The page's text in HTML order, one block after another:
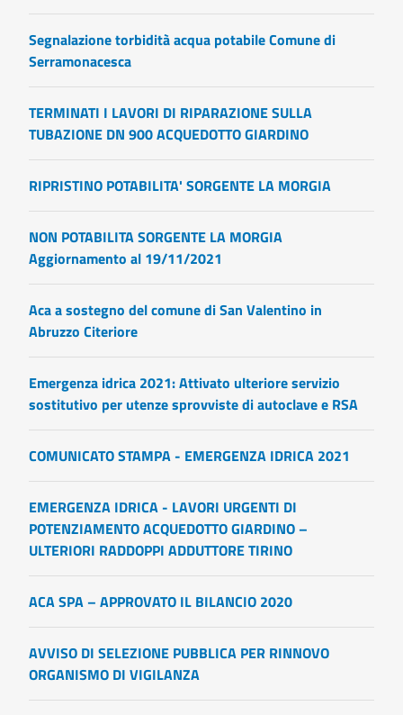
Segnalazione torbidità acqua potabile Comune di
Serramonacesca
TERMINATI I LAVORI DI RIPARAZIONE SULLA
TUBAZIONE DN 900 ACQUEDOTTO GIARDINO
RIPRISTINO POTABILITA' SORGENTE LA MORGIA
NON POTABILITA SORGENTE LA MORGIA
Aggiornamento al 19/11/2021
Aca a sostegno del comune di San Valentino in
Abruzzo Citeriore
Emergenza idrica 2021: Attivato ulteriore servizio
sostitutivo per utenze sprovviste di autoclave e RSA
COMUNICATO STAMPA - EMERGENZA IDRICA 2021
EMERGENZA IDRICA - LAVORI URGENTI DI
POTENZIAMENTO ACQUEDOTTO GIARDINO –
ULTERIORI RADDOPPI ADDUTTORE TIRINO
ACA SPA – APPROVATO IL BILANCIO 2020
AVVISO DI SELEZIONE PUBBLICA PER RINNOVO
ORGANISMO DI VIGILANZA